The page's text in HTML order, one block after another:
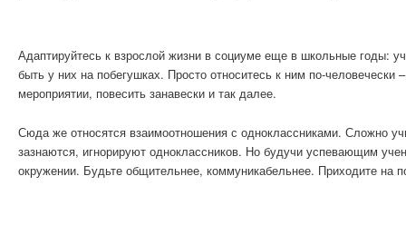
Адаптируйтесь к взрослой жизни в социуме еще в школьные годы:
быть у них на побегушках. Просто относитесь к ним по-человечески
мероприятии, повесить занавески и так далее.
Сюда же относятся взаимоотношения с одноклассниками. Сложно
зазнаются, игнорируют одноклассников. Но будучи успевающим
окружении. Будьте общительнее, коммуникабельнее. Приходите на